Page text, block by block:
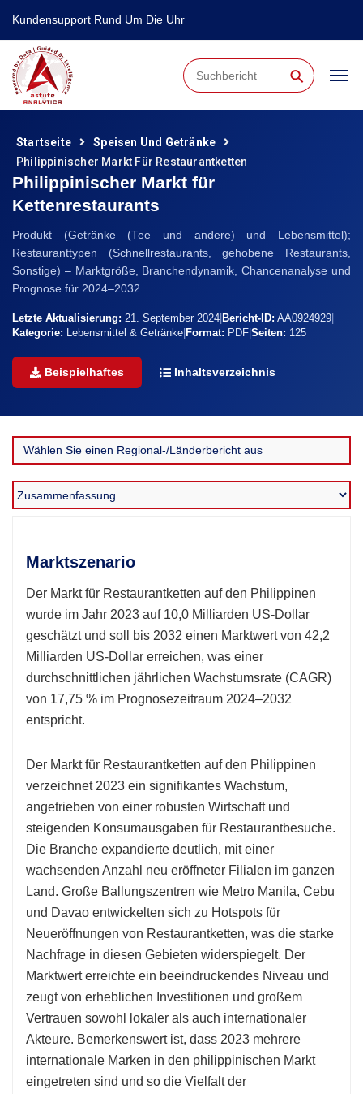
Kundensupport Rund Um Die Uhr
⚲
Startseite
Speisen Und Getränke
Philippinischer Markt Für Restaurantketten
Philippinischer Markt für
Kettenrestaurants
Produkt (Getränke (Tee und andere) und Lebensmittel);
Restauranttypen (Schnellrestaurants, gehobene Restaurants,
Sonstige) – Marktgröße, Branchendynamik, Chancenanalyse und
Prognose für 2024–2032
Letzte Aktualisierung: 21. September 2024 Bericht-ID: AA0924929
Kategorie: Lebensmittel & Getränke Format: PDF Seiten: 125
Beispielhaftes Inhaltsverzeichnis
Marktszenario
Der Markt für Restaurantketten auf den Philippinen
wurde im Jahr 2023 auf 10,0 Milliarden US-Dollar
geschätzt und soll bis 2032 einen Marktwert von 42,2
Milliarden US-Dollar erreichen, was einer
durchschnittlichen jährlichen Wachstumsrate (CAGR)
von 17,75 % im Prognosezeitraum 2024–2032
entspricht.
Der Markt für Restaurantketten auf den Philippinen
verzeichnet 2023 ein signifikantes Wachstum,
angetrieben von einer robusten Wirtschaft und
steigenden Konsumausgaben für Restaurantbesuche.
Die Branche expandierte deutlich, mit einer
wachsenden Anzahl neu eröffneter Filialen im ganzen
Land. Große Ballungszentren wie Metro Manila, Cebu
und Davao entwickelten sich zu Hotspots für
Neueröffnungen von Restaurantketten, was die starke
Nachfrage in diesen Gebieten widerspiegelt. Der
Marktwert erreichte ein beeindruckendes Niveau und
zeugt von erheblichen Investitionen und großem
Vertrauen sowohl lokaler als auch internationaler
Akteure. Bemerkenswert ist, dass 2023 mehrere
internationale Marken in den philippinischen Markt
eingetreten sind und so die Vielfalt der